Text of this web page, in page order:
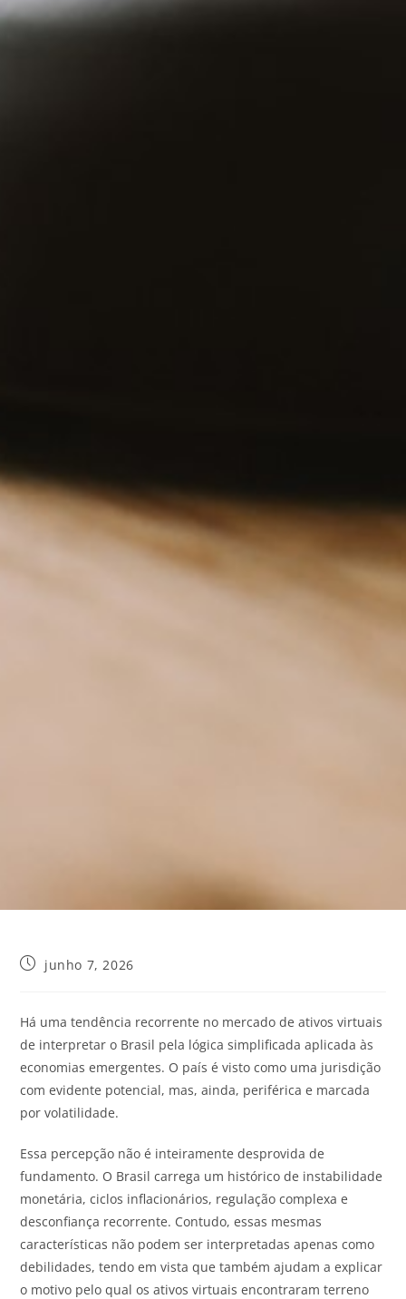
junho 7, 2026
Há uma tendência recorrente no mercado de ativos virtuais
de interpretar o Brasil pela lógica simplificada aplicada às
economias emergentes. O país é visto como uma jurisdição
com evidente potencial, mas, ainda, periférica e marcada
por volatilidade.
Essa percepção não é inteiramente desprovida de
fundamento. O Brasil carrega um histórico de instabilidade
monetária, ciclos inflacionários, regulação complexa e
desconfiança recorrente. Contudo, essas mesmas
características não podem ser interpretadas apenas como
debilidades, tendo em vista que também ajudam a explicar
o motivo pelo qual os ativos virtuais encontraram terreno